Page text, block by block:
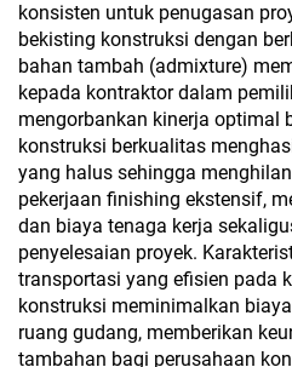
konsisten untuk penugasan
bekisting konstruksi dengan
bahan tambah (admixture)
kepada kontraktor dalam
mengorbankan kinerja optimal
konstruksi berkualitas
yang halus sehingga
pekerjaan finishing ekstensif,
dan biaya tenaga kerja
penyelesaian proyek.
transportasi yang efisien pada
konstruksi meminimalkan
ruang gudang, memberikan
tambahan bagi perusahaan